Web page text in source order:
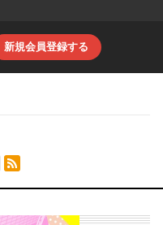
新規会員登録する
RSSフィード